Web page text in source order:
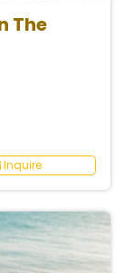
The
Inquire